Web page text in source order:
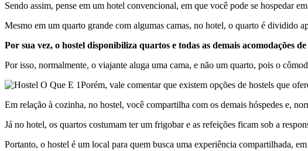
Sendo assim, pense em um hotel convencional, em que você pode se hospedar
Mesmo em um quarto grande com algumas camas, no hotel, o quarto é dividido
Por sua vez, o hostel disponibiliza quartos e todas as demais acomodações
Por isso, normalmente, o viajante aluga uma cama, e não um quarto, pois o
Porém, vale comentar que existem opções de hostels que
Em relação à cozinha, no hostel, você compartilha com os demais hóspedes e,
Já no hotel, os quartos costumam ter um frigobar e as refeições ficam sob a
Portanto, o hostel é um local para quem busca uma experiência compartilhada,